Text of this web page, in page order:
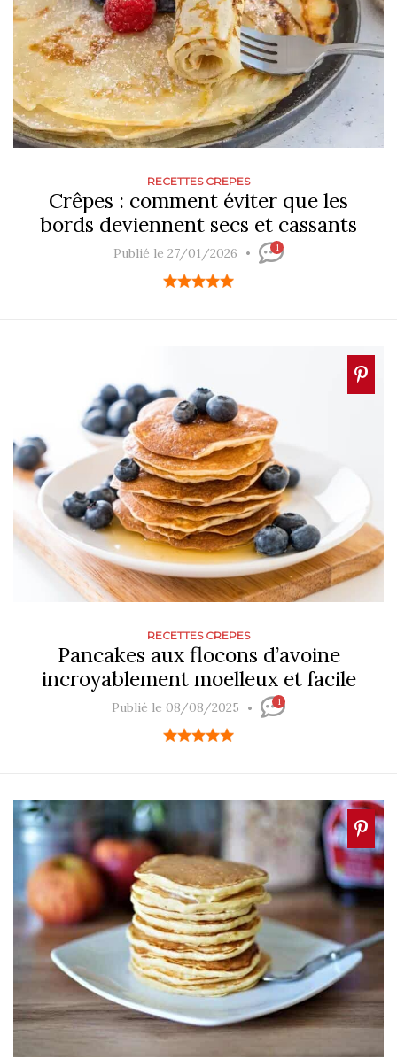
RECETTES CREPES
Crêpes : comment éviter que les
bords deviennent secs et cassants
Publié le 27/01/2026 1
RECETTES CREPES
Pancakes aux flocons d’avoine
incroyablement moelleux et facile
Publié le 08/08/2025 1